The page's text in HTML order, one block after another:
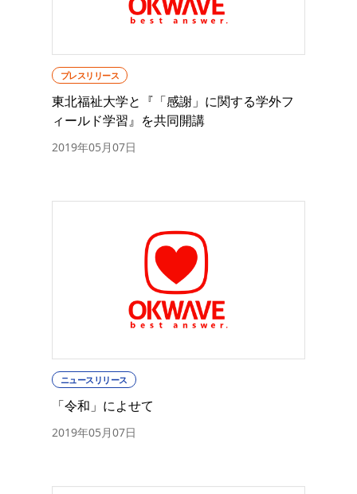
プレスリリース
東北福祉大学と『「感謝」に関する学外フ
ィールド学習』を共同開講
2019年05月07日
ニュースリリース
「令和」によせて
2019年05月07日